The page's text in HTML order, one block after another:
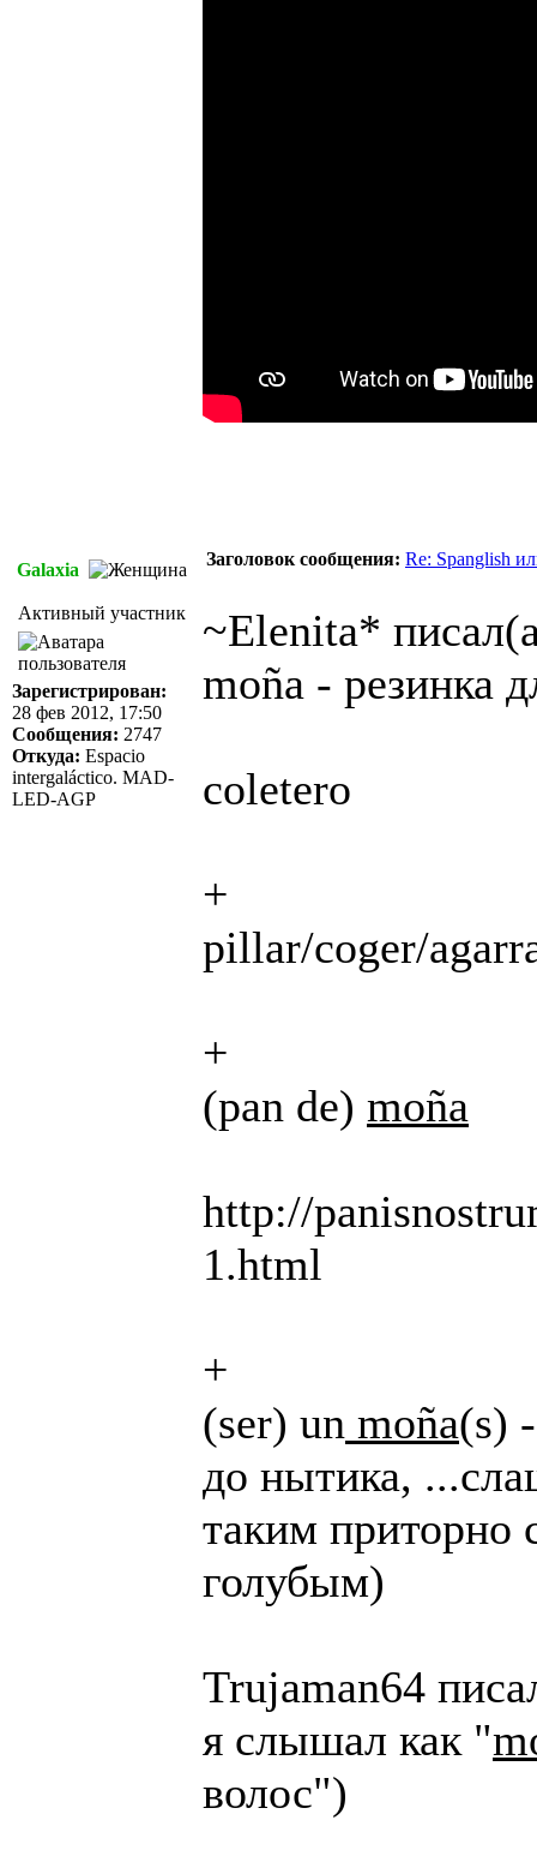
Galaxia
Заголовок сообщения: Re: Spanglish
Активный участник
Зарегистрирован:
28 фев 2012, 17:50
Сообщения: 2747
Откуда: Espacio
intergaláctico. MAD-
LED-AGP
~Elenita*
moña - резинка
coletero
+
pillar/coger/
+
(pan de) moña
http://
1.html
+
(ser) un moña(s)
до нытика,
таким приторно
голубым)
Trujaman64
я слышал как "
волос")